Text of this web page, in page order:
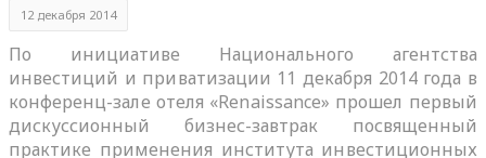
12 декабря 2014
По инициативе Национального агентства
инвестиций и приватизации 11 декабря 2014 года в
конференц-зале отеля «Renaissance» прошел первый
дискуссионный бизнес-завтрак посвященный
практике применения института инвестиционных